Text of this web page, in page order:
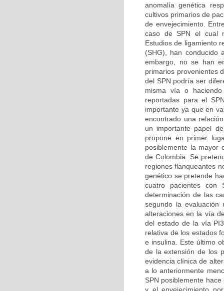
anomalía genética
cultivos primarios de
de envejecimiento.
caso de SPN el cual
Estudios de ligamiento
(SHG), han conducido
embargo, no se han
primarios provenientes
del SPN podría ser
misma vía o
reportadas para el
importante ya que en
encontrado una
un importante papel
propone en primer
posiblemente la mayor
de Colombia. Se
regiones flanqueantes
genético se pretende
cuatro pacientes con
determinación de las
segundo la evaluación
alteraciones en la vía
del estado de la vía
relativa de los estados
e insulina. Este último
de la extensión de los
evidencia clínica de
a lo anteriormente
SPN posiblemente